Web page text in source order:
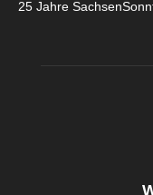
25 Jahre